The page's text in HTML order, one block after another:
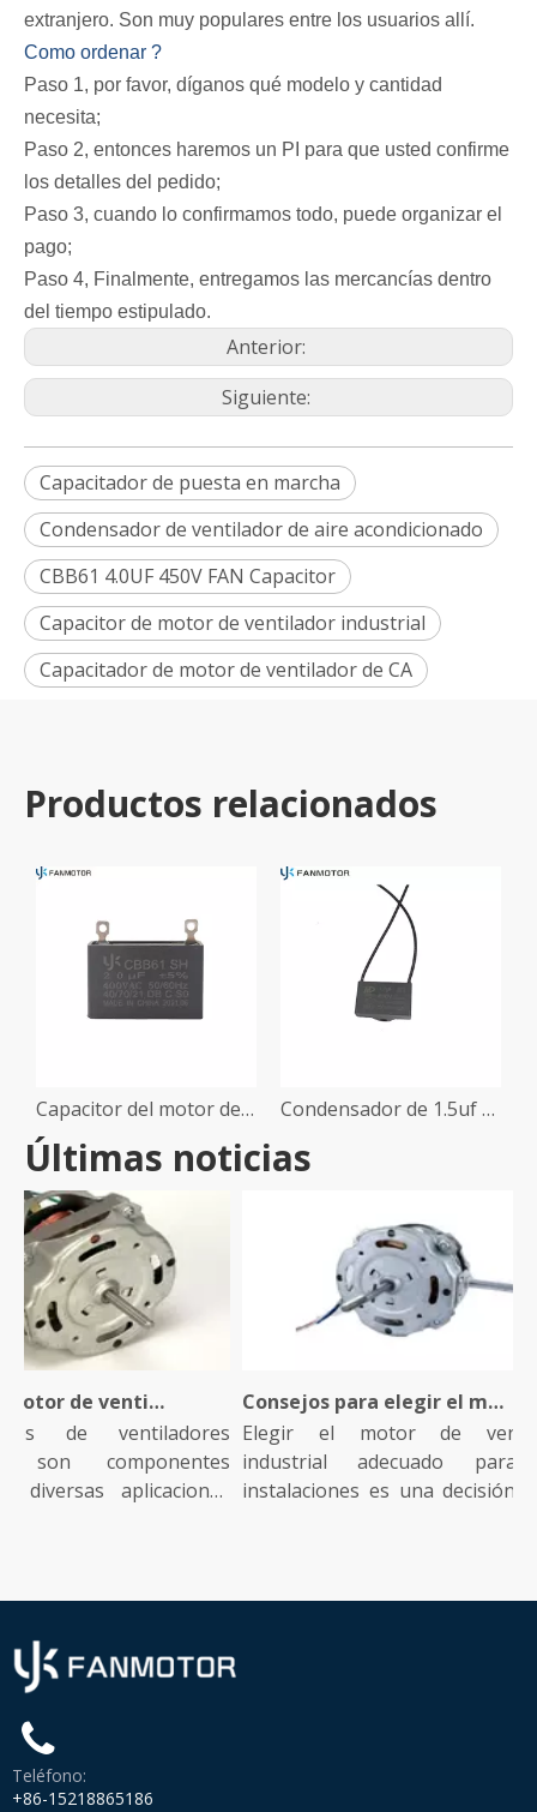
extranjero. Son muy populares entre los usuarios allí.
Como ordenar ?
Paso 1, por favor, díganos qué modelo y cantidad
necesita;
Paso 2, entonces haremos un PI para que usted confirme
los detalles del pedido;
Paso 3, cuando lo confirmamos todo, puede organizar el
pago;
Paso 4, Finalmente, entregamos las mercancías dentro
del tiempo estipulado.
Anterior:
Siguiente:
Capacitador de puesta en marcha
Condensador de ventilador de aire acondicionado
CBB61 4.0UF 450V FAN Capacitor
Capacitor de motor de ventilador industrial
Capacitador de motor de ventilador de CA
Productos relacionados
Capacitor del motor del ventilador de 2.0uf yk Condensador de 1.5uf 450V CBB61 para el motor de ventilador monofásico de techo de escape
Últimas noticias
¿Qué es un motor de ventilador industrial y cómo funciona?
de ventiladores
componentes
aplicaciones
Consejos para elegir el motor de ventilador industrial adecuado para su instalación
Elegir el motor de
industrial adecuado para
instalaciones es una decisión
Teléfono:
+86-15218865186